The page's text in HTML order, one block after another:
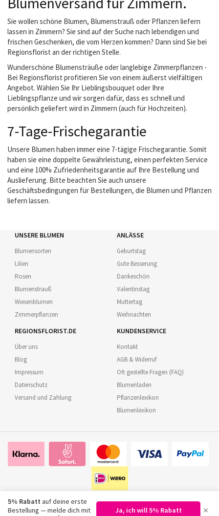
Sie wollen schöne Blumen, Blumenstrauß oder Pflanzen liefern
lassen in Zimmern? Sie sind auf der Suche nach lebendigen und
frischen Geschenken, die vom Herzen kommen? Dann sind Sie bei
Regionsflorist an der richtigen Stelle.
Wunderschöne Blumensträuße oder langlebige Zimmerpflanzen -
Bei Regionsflorist profitieren Sie von einem äußerst vielfältigen
Angebot. Wählen Sie Ihr Lieblingsbouquet oder Ihre
Lieblingspflanze und wir sorgen dafür, dass es schnell und
persönlich geliefert wird in Zimmern (auch für Hochzeiten).
7-Tage-Frischegarantie
Unsere Blumen haben immer eine 7-tägige Frischegarantie. Somit
haben sie eine doppelte Gewährleistung, einen perfekten Service
und eine 100% Zufriedenheitsgarantie auf Ihre Bestellung und
Auslieferung. Bitte beachten Sie auch unsere
Geschäftsbedingungen für Bestellungen, die Blumen und Pflanzen
liefern lassen.
UNSERE BLUMEN
Blumensorten
Lilien
Rosen
Blumenstrauß
Wiesenblumen
Zimmerpflanzen
ANLÄSSE
Geburtstag
Gute Besserung
Dankeschön
Valentinstag
Muttertag
Weihnachten
REGIONSFLORIST.DE
Über uns
Blog
Impressum
Datenschutz
Versand und Zahlung
KUNDENSERVICE
Kontakt
AGB & Widerruf
Oft gestellte Fragen (FAQ)
Blumenladen
Pflanzenlexikon
Blumenlexikon
5% Rabatt auf deine erste
Bestellung — melde dich mit
Ja, ich will 5% Rabatt ×